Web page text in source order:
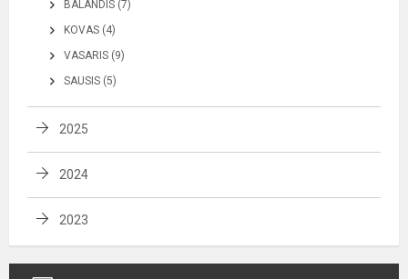
BALANDIS (7)
KOVAS (4)
VASARIS (9)
SAUSIS (5)
2025
2024
2023